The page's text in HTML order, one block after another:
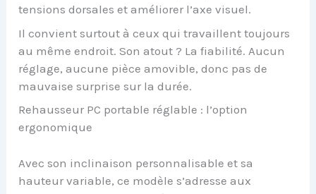
tensions dorsales et améliorer l’axe visuel.
Il convient surtout à ceux qui travaillent toujours
au même endroit. Son atout ? La fiabilité. Aucun
réglage, aucune pièce amovible, donc pas de
mauvaise surprise sur la durée.
Rehausseur PC portable réglable : l’option
ergonomique
Avec son inclinaison personnalisable et sa
hauteur variable, ce modèle s’adresse aux